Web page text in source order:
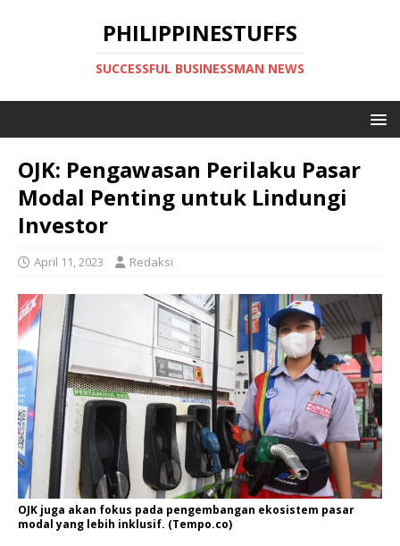
PHILIPPINESTUFFS
SUCCESSFUL BUSINESSMAN NEWS
OJK: Pengawasan Perilaku Pasar
Modal Penting untuk Lindungi
Investor
April 11, 2023 Redaksi
OJK juga akan fokus pada pengembangan ekosistem pasar
modal yang lebih inklusif. (Tempo.co)